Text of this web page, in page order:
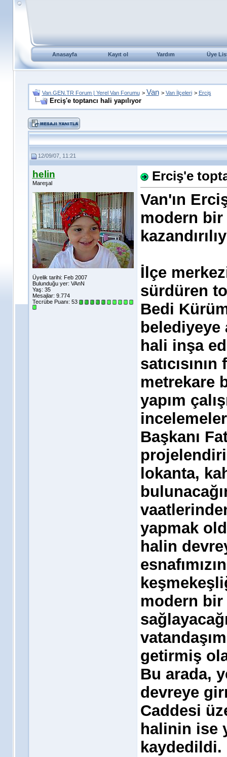
Anasayfa Kayıt ol Yardım Üye
Van.GEN.TR Forum | Yerel Van Forumu > Van > Van İlçeleri > Erciş
Erciş'e toptancı hali yapılıyor
12/09/07, 11:21
helin
Mareşal
Üyelik tarihi: Feb 2007
Bulunduğu yer: VAnN
Yaş: 35
Mesajlar: 9.774
Tecrübe Puanı: 53
Erciş'e
Van'ın
modern
İlçe
sürdüren
Bedi
belediyeye
hali inşa
metrekare
yapım
Başkanı
lokanta,
yapmak
halin
modern bir
getirmiş
Bu arada,
devreye
Caddesi
halinin ise
kaydedildi.